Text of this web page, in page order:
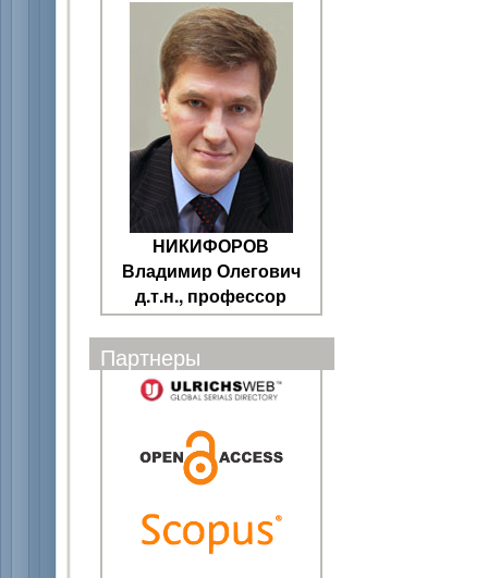
НИКИФОРОВ
Владимир Олегович
д.т.н., профессор
Партнеры